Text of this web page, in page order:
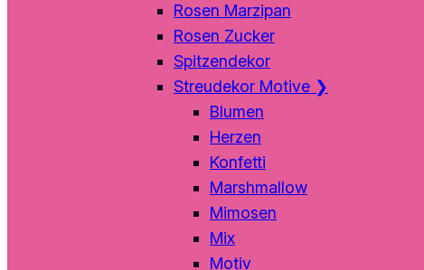
Rosen Marzipan
Rosen Zucker
Spitzendekor
Streudekor Motive ❯
Blumen
Herzen
Konfetti
Marshmallow
Mimosen
Mix
Motiv